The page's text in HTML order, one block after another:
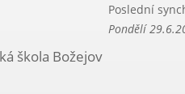
Poslední
Pondělí
škola Božejov